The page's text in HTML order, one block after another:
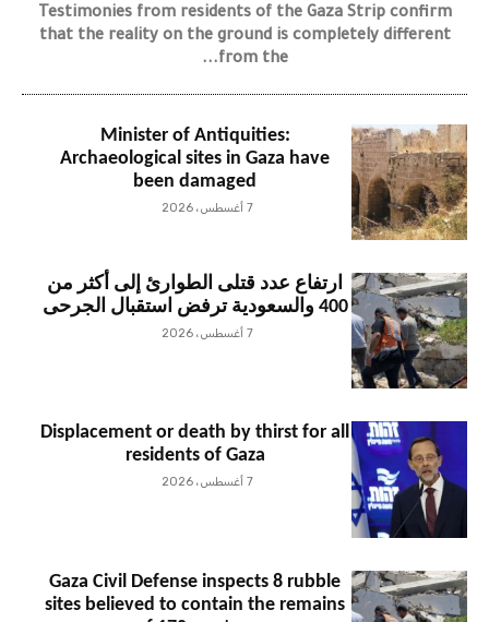
Testimonies from residents of the Gaza Strip confirm
that the reality on the ground is completely different
from the...
Minister of Antiquities:
Archaeological sites in Gaza have
been damaged
7 أغسطس، 2026
ارتفاع عدد قتلى الطوارئ إلى أكثر من
400 والسعودية ترفض استقبال الجرحى
7 أغسطس، 2026
Displacement or death by thirst for all
residents of Gaza
7 أغسطس، 2026
Gaza Civil Defense inspects 8 rubble
sites believed to contain the remains